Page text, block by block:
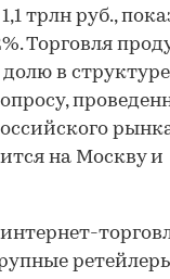
трлн руб.,
Торговля
в структуре
на Москву и